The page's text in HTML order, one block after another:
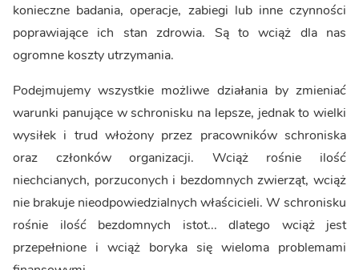
konieczne badania, operacje, zabiegi lub inne czynności
poprawiające ich stan zdrowia. Są to wciąż dla nas
ogromne koszty utrzymania.
Podejmujemy wszystkie możliwe działania by zmieniać
warunki panujące w schronisku na lepsze, jednak to wielki
wysiłek i trud włożony przez pracowników schroniska
oraz członków organizacji. Wciąż rośnie ilość
niechcianych, porzuconych i bezdomnych zwierząt, wciąż
nie brakuje nieodpowiedzialnych właścicieli. W schronisku
rośnie ilość bezdomnych istot... dlatego wciąż jest
przepełnione i wciąż boryka się wieloma problemami